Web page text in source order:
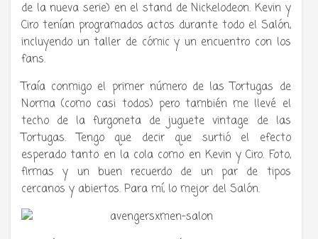
de la nueva serie) en el stand de Nickelodeon. Kevin y
Ciro tenían programados actos durante todo el Salón,
incluyendo un taller de cómic y un encuentro con los
fans.
Traía conmigo el primer número de las Tortugas de
Norma (como casi todos) pero también me llevé el
techo de la furgoneta de juguete vintage de las
Tortugas. Tengo que decir que surtió el efecto
esperado tanto en la cola como en Kevin y Ciro. Foto,
firmas y un buen recuerdo de un par de tipos
cercanos y abiertos. Para mí, lo mejor del Salón.